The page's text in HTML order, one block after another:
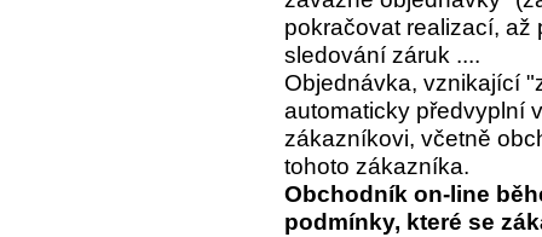
pokračovat realizací, až
sledování záruk ....
Objednávka, vznikající
automaticky předvyplní
zákazníkovi, včetně
tohoto zákazníka.
Obchodník on-line
podmínky, které se